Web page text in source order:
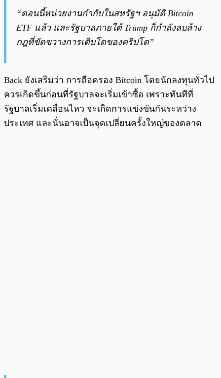
“ตอนนี้หน่วยงานกำกับในสหรัฐฯ อนุมัติ Bitcoin
ETF แล้ว และรัฐบาลภายใต้ Trump ก็กำลังลบล้าง
กฎที่ขัดขวางการเติบโตของคริปโต”
Back ยังเสริมว่า การถือครอง Bitcoin โดยนักลงทุนทั่วไป
ควรเกิดขึ้นก่อนที่รัฐบาลจะเริ่มเข้าซื้อ เพราะทันทีที่
รัฐบาลเริ่มเคลื่อนไหว จะเกิดการแข่งขันกันระหว่าง
ประเทศ และนั่นอาจเป็นจุดเปลี่ยนครั้งใหญ่ของตลาด